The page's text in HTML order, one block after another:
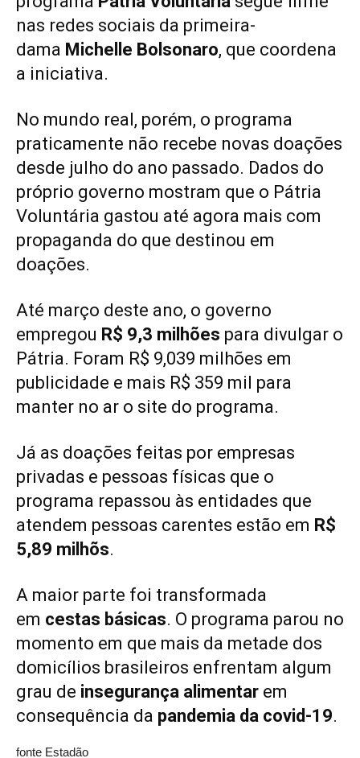
nas redes sociais da primeira-
dama Michelle Bolsonaro, que coordena
a iniciativa.
No mundo real, porém, o programa
praticamente não recebe novas doações
desde julho do ano passado. Dados do
próprio governo mostram que o Pátria
Voluntária gastou até agora mais com
propaganda do que destinou em
doações.
Até março deste ano, o governo
empregou R$ 9,3 milhões para divulgar o
Pátria. Foram R$ 9,039 milhões em
publicidade e mais R$ 359 mil para
manter no ar o site do programa.
Já as doações feitas por empresas
privadas e pessoas físicas que o
programa repassou às entidades que
atendem pessoas carentes estão em R$
5,89 milhõs.
A maior parte foi transformada
em cestas básicas. O programa parou no
momento em que mais da metade dos
domicílios brasileiros enfrentam algum
grau de insegurança alimentar em
consequência da pandemia da covid-19.
fonte Estadão